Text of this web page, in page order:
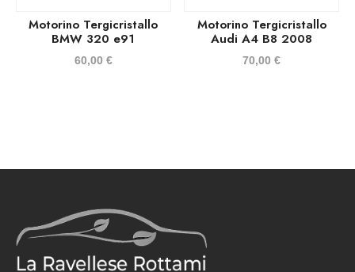
Motorino Tergicristallo
BMW 320 e91
60,00 €
Motorino Tergicristallo
Audi A4 B8 2008
70,00€